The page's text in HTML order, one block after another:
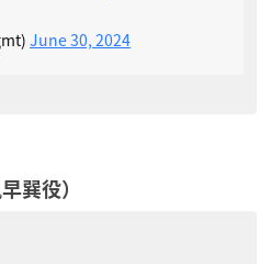
June 30, 2024
巽役）